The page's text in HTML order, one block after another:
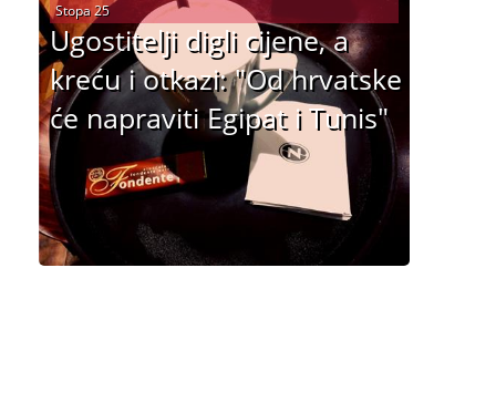
Ugostitelji digli cijene, a
kreću i otkazi: "Od hrvatske
će napraviti Egipat i Tunis"
Stopa 25